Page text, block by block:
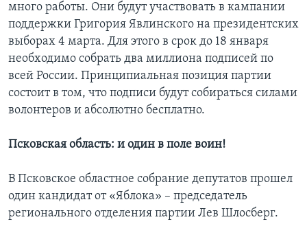
много работы. Они будут участвовать в кампании
поддержки Григория Явлинского на президентских
выборах 4 марта. Для этого в срок до 18 января
необходимо собрать два миллиона подписей по
всей России. Принципиальная позиция партии
состоит в том, что подписи будут собираться силами
волонтеров и абсолютно бесплатно.
Псковская область: и один в поле воин!
В Псковское областное собрание депутатов прошел
один кандидат от «Яблока» – председатель
регионального отделения партии Лев Шлосберг.